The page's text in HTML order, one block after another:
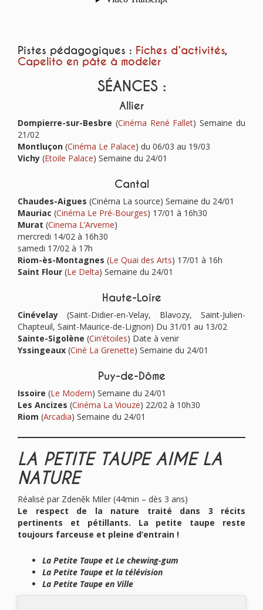
Pistes pédagogiques : Fiches d’activités,
Capelito en pâte à modeler
SÉANCES :
Allier
Dompierre-sur-Besbre (Cinéma René Fallet) Semaine du
21/02
Montluçon (Cinéma Le Palace) du 06/03 au 19/03
Vichy (Etoile Palace) Semaine du 24/01
Cantal
Chaudes-Aigues (Cinéma La source) Semaine du 24/01
Mauriac (Cinéma Le Pré-Bourges) 17/01 à 16h30
Murat (Cinema L’Arverne)
mercredi 14/02 à 16h30
samedi 17/02 à 17h
Riom-ès-Montagnes (Le Quai des Arts) 17/01 à 16h
Saint Flour (Le Delta) Semaine du 24/01
Haute-Loire
Cinévelay (Saint-Didier-en-Velay, Blavozy, Saint-Julien-
Chapteuil, Saint-Maurice-de-Lignon) Du 31/01 au 13/02
Sainte-Sigolène (Cin’étoiles) Date à venir
Yssingeaux (Ciné La Grenette) Semaine du 24/01
Puy-de-Dôme
Issoire (Le Modern) Semaine du 24/01
Les Ancizes (Cinéma La Viouze) 22/02 à 10h30
Riom (Arcadia) Semaine du 24/01
LA PETITE TAUPE AIME LA
NATURE
Réalisé par Zdeněk Miler (44min – dès 3 ans)
Le respect de la nature traité dans 3 récits
pertinents et pétillants. La petite taupe reste
toujours farceuse et pleine d’entrain !
La Petite Taupe et Le chewing-gum
La Petite Taupe et la télévision
La Petite Taupe en Ville